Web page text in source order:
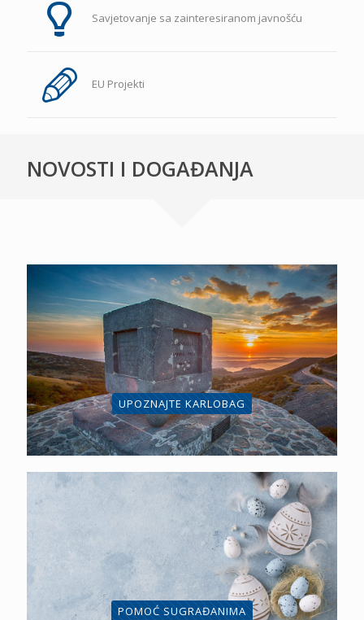
Savjetovanje sa zainteresiranom javnošću
EU Projekti
NOVOSTI I DOGAĐANJA
UPOZNAJTE KARLOBAG
POMOĆ SUGRAĐANIMA